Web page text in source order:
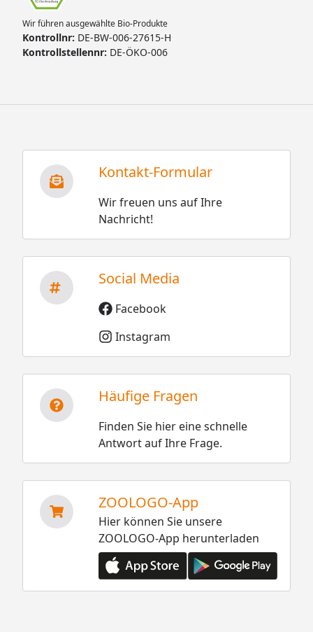
Wir führen ausgewählte Bio-Produkte
Kontrollnr: DE-BW-006-27615-H
Kontrollstellennr: DE-ÖKO-006
Kontakt-Formular
Wir freuen uns auf Ihre
Nachricht!
Social Media
Facebook
Instagram
Häufige Fragen
Finden Sie hier eine schnelle
Antwort auf Ihre Frage.
ZOOLOGO-App
Hier können Sie unsere
ZOOLOGO-App herunterladen